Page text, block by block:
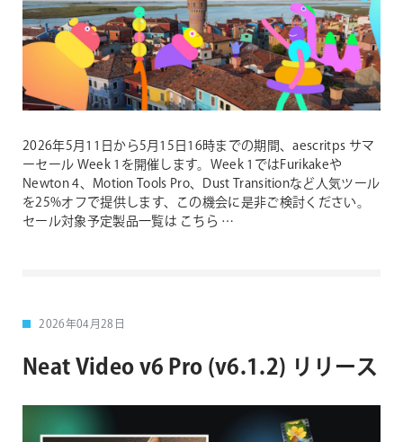
2026年5月11日から5月15日16時までの期間、aescritps サマ
ーセール Week 1を開催します。Week 1ではFurikakeや
Newton 4、Motion Tools Pro、Dust Transitionなど人気ツール
を25%オフで提供します、この機会に是非ご検討ください。
セール対象予定製品一覧は こちら …
2026年04月28日
Neat Video v6 Pro (v6.1.2) リリース